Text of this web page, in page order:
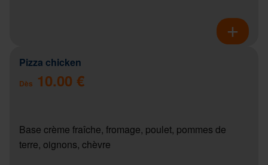
Pizza chicken
Dès 10.00 €
Base crème fraîche, fromage, poulet, pommes de
terre, oignons, chèvre